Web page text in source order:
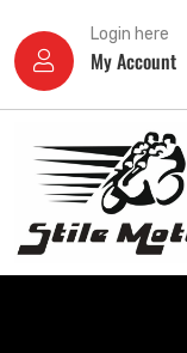
Login here
My Account